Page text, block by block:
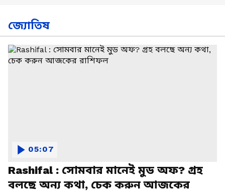
জ্যোতিষ
Rashifal : সোমবার মানেই মুড অফ? গ্রহ
বলছে অন্য কথা, চেক করুন আজকের
05:07